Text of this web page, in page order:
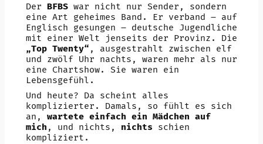
Der BFBSwar nicht nur Sender, sondern
eine Art geheimes Band. Er verband – auf
Englisch gesungen – deutsche Jugendliche
mit einer Welt jenseits der Provinz. Die
„Top Twenty“ , ausgestrahlt zwischen elf
und zwölf Uhr nachts, waren mehr als nur
eine Chartshow. Sie waren ein
Lebensgefühl.
Und heute? Da scheint alles
komplizierter. Damals, so fühlt es sich
an, wartete einfach ein Mädchen auf
mich , und nichts, nichts schien
kompliziert.